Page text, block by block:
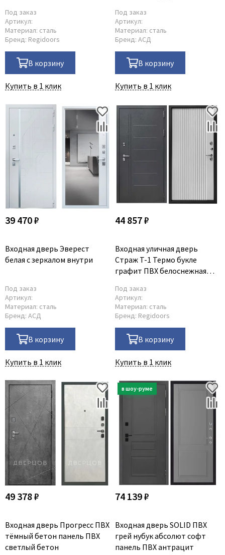
Под заказ
Артикул:
Материал: сталь
Бренд: Regidoors
В корзину
Купить в 1 клик
Под заказ
Артикул:
Материал: сталь
Бренд: АСД
В корзину
Купить в 1 клик
39 470 ₽
Входная дверь Эверест
белая с зеркалом внутри
Под заказ
Артикул:
Материал: сталь
Бренд: АСД
В корзину
Купить в 1 клик
44 857 ₽
Входная уличная дверь
Страж T-1 Термо букле
графит ПВХ белоснежная
Под заказ
Артикул:
Материал: сталь
Бренд: Regidoors
В корзину
Купить в 1 клик
49 378 ₽
Входная дверь Прогресс ПВХ
тёмный бетон панель ПВХ
светлый бетон
74 139 ₽
Входная дверь SOLID ПВХ
грей нубук абсолют софт
панель ПВХ антрацит